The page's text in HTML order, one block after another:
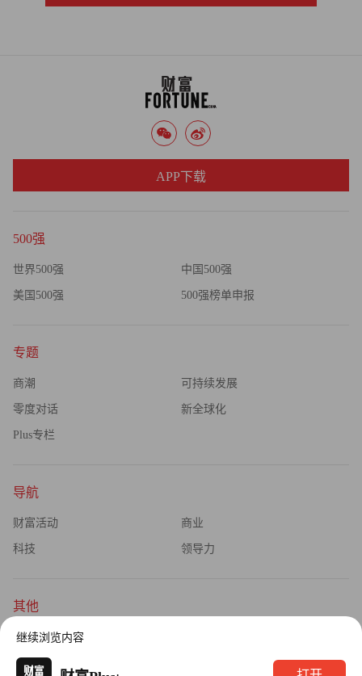
500强
世界500强 中国500强
美国500强 500强榜单申报
专题
商潮 可持续发展
零度对话 新全球化
Plus专栏
导航
财富活动 商业
科技 领导力
其他
杂志订阅
隐私政策
APP下载
继续浏览内容